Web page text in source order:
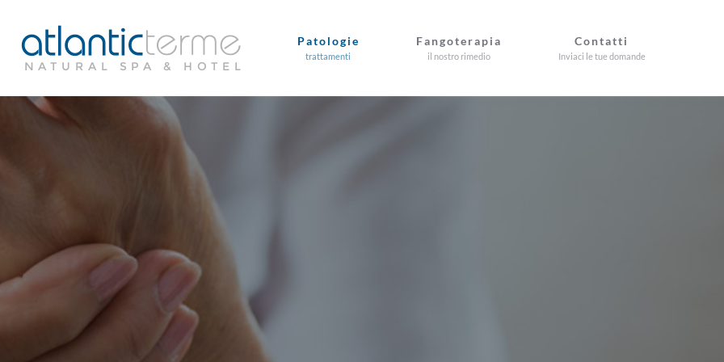
Patologie
trattamenti
Fangoterapia
il nostro rimedio
Contatti
Inviaci le tue domande